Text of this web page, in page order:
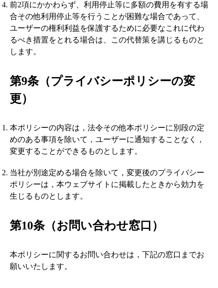
前2項にかかわらず、利用停止等に多額の費用を有する場
合その他利用停止等を行うことが困難な場合であって、
ユーザーの権利利益を保護するために必要なこれに代わ
るべき措置をとれる場合は、この代替策を講じるものと
します。
第9条（プライバシーポリシーの変
更）
本ポリシーの内容は，法令その他本ポリシーに別段の定
めのある事項を除いて，ユーザーに通知することなく，
変更することができるものとします。
当社が別途定める場合を除いて，変更後のプライバシー
ポリシーは，本ウェブサイトに掲載したときから効力を
生じるものとします。
第10条（お問い合わせ窓口）
本ポリシーに関するお問い合わせは，下記の窓口までお
願いいたします。